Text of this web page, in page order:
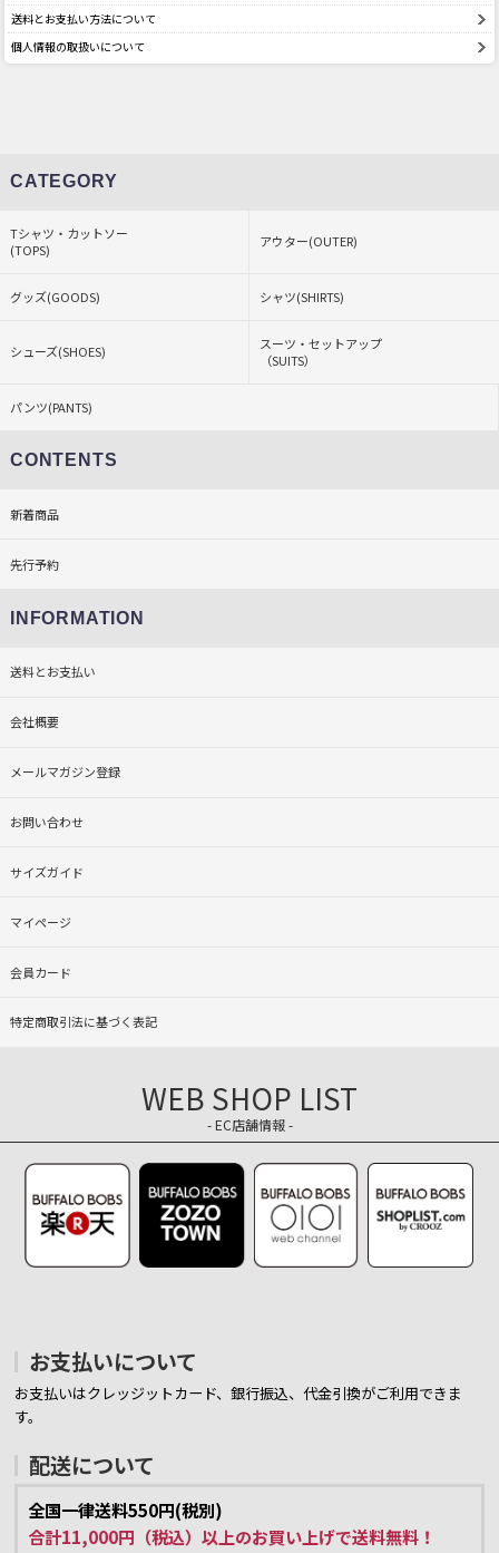
送料とお支払い方法について
個人情報の取扱いについて
CATEGORY
Tシャツ・カットソー
(TOPS)
アウター(OUTER)
グッズ(GOODS) シャツ(SHIRTS)
シューズ(SHOES)
スーツ・セットアップ
（SUITS）
パンツ(PANTS)
CONTENTS
新着商品
先行予約
INFORMATION
送料とお支払い
会社概要
メールマガジン登録
お問い合わせ
サイズガイド
マイページ
会員カード
特定商取引法に基づく表記
WEB SHOP LIST
- EC店舗情報 -
お支払いについて
お支払いはクレッジットカード、銀行振込、代金引換がご利用できま
す。
配送について
全国一律送料550円(税別)
合計11,000円（税込）以上のお買い上げで送料無料！